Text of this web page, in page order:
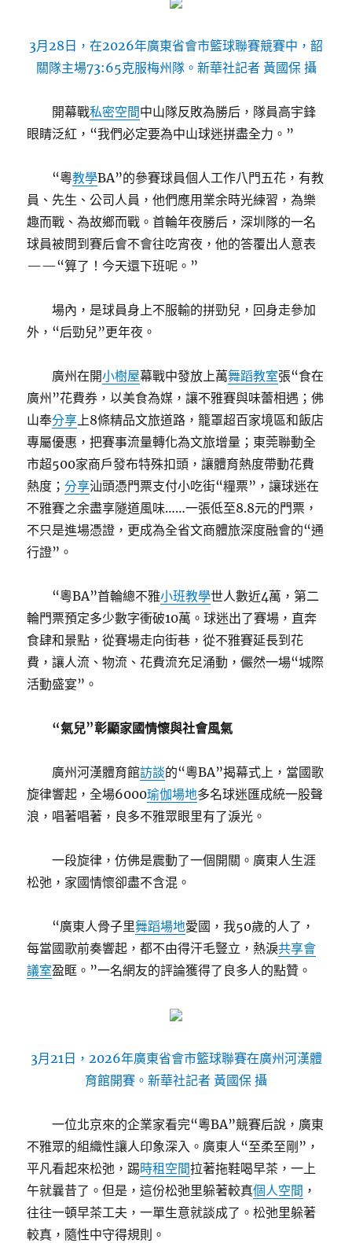
3月28日，在2026年廣東省會市籃球聯賽競賽中，韶
關隊主場73:65克服梅州隊。新華社記者 黃國保 攝
開幕戰私密空間中山隊反敗為勝后，隊員高宇鋒
眼睛泛紅，“我們必定要為中山球迷拼盡全力。”
“粵教學BA”的參賽球員個人工作八門五花，有教
員、先生、公司人員，他們應用業余時光練習，為樂
趣而戰、為故鄉而戰。首輪年夜勝后，深圳隊的一名
球員被問到賽后會不會往吃宵夜，他的答覆出人意表
——“算了！今天還下班呢。”
場內，是球員身上不服輸的拼勁兒，回身走參加
外，“后勁兒”更年夜。
廣州在開小樹屋幕戰中發放上萬舞蹈教室張“食在
廣州”花費券，以美食為媒，讓不雅賽與味蕾相遇；佛
山奉分享 上8條精品文旅道路，籠罩超百家境區和飯店
專屬優惠，把賽事流量轉化為文旅增量；東莞聯動全
市超500家商戶發布特殊扣頭，讓體育熱度帶動花費
熱度；分享汕頭憑門票支付小吃街“糧票”，讓球迷在
不雅賽之余盡享隧道風味……一張低至8.8元的門票，
不只是進場憑證，更成為全省文商體旅深度融會的“通
行證”。
“粵BA”首輪總不雅小班教學世人數近4萬，第二
輪門票預定多少數字衝破10萬。球迷出了賽場，直奔
食肆和景點，從賽場走向街巷，從不雅賽延長到花
費，讓人流、物流、花費流充足涌動，儼然一場“城際
活動盛宴”。
“氣兒”彰顯家國情懷與社會風氣
廣州河漢體育館訪談的“粵BA”揭幕式上，當國歌
旋律響起，全場6000瑜伽場地多名球迷匯成統一股聲
浪，唱著唱著，良多不雅眾眼里有了淚光。
一段旋律，仿佛是震動了一個開關。廣東人生涯
松弛，家國情懷卻盡不含混。
“廣東人骨子里舞蹈場地愛國，我50歲的人了，
每當國歌前奏響起，都不由得汗毛豎立，熱淚共享會
議室盈眶。”一名網友的評論獲得了良多人的點贊。
3月21日，2026年廣東省會市籃球聯賽在廣州河漢體
育館開賽。新華社記者 黃國保 攝
一位北京來的企業家看完“粵BA”競賽后說，廣東
不雅眾的組織性讓人印象深入。廣東人“至柔至剛”，
平凡看起來松弛，踢時租空間拉著拖鞋喝早茶，一上
午就曩昔了。但是，這份松弛里躲著較真個人空間 ，
往往一頓早茶工夫，一單生意就談成了。松弛里躲著
較真，隨性中守得規則。